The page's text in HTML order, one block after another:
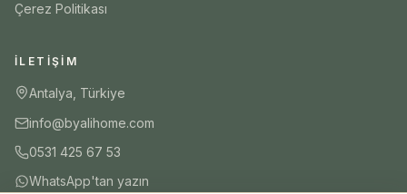
Çerez Politikası
İLETIŞIM
Antalya, Türkiye
info@byalihome.com
0531 425 67 53
WhatsApp'tan yazın